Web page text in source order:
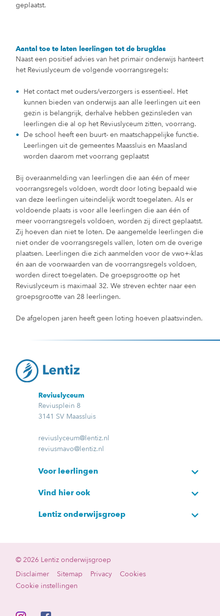
geplaatst.
Aantal toe te laten leerlingen tot de brugklas
Naast een positief advies van het primair onderwijs hanteert
het Reviuslyceum de volgende voorrangsregels:
Het contact met ouders/verzorgers is essentieel. Het
kunnen bieden van onderwijs aan alle leerlingen uit een
gezin is belangrijk, derhalve hebben gezinsleden van
leerlingen die al op het Reviuslyceum zitten, voorrang.
De school heeft een buurt- en maatschappelijke functie.
Leerlingen uit de gemeentes Maassluis en Maasland
worden daarom met voorrang geplaatst
Bij overaanmelding van leerlingen die aan één of meer
voorrangsregels voldoen, wordt door loting bepaald wie
van deze leerlingen uiteindelijk wordt toegelaten. Als er
voldoende plaats is voor alle leerlingen die aan één of
meer voorrangsregels voldoen, worden zij direct geplaatst.
Zij hoeven dan niet te loten. De aangemelde leerlingen die
niet onder de voorrangsregels vallen, loten om de overige
plaatsen. Leerlingen die zich aanmelden voor de vwo+-klas
én aan de voorwaarden van de voorrangsregels voldoen,
worden direct toegelaten. De groepsgrootte op het
Reviuslyceum is maximaal 32. We streven echter naar een
groepsgrootte van 28 leerlingen.
De afgelopen jaren heeft geen loting hoeven plaatsvinden.
Reviuslyceum
Reviusplein 8
3141 SV Maassluis
reviuslyceum@lentiz.nl
reviusmavo@lentiz.nl
Voor leerlingen
Vind hier ook
Lentiz onderwijsgroep
© 2026 Lentiz onderwijsgroep
Disclaimer
Sitemap Privacy
Cookies
Cookie instellingen